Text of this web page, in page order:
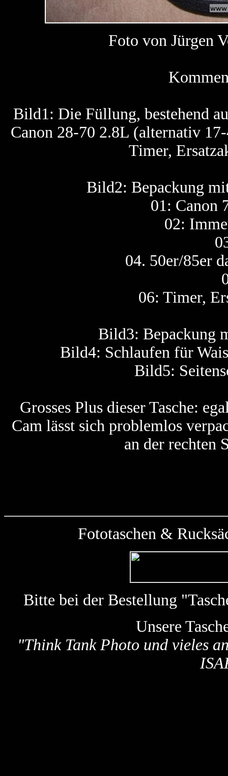
Foto von Jürgen
Bild1: Die Füllung, bestehend
Canon 28-70 2.8L (alternativ
Timer,
Bild2: Bepackung
01: Canon
02:
04. 50er/85er
06: Timer,
Bild3: Bepackung
Bild4: Schlaufen für
Bild5:
Grosses Plus dieser Tasche:
Cam lässt sich problemlos
an der rechten
Fototaschen &
Bitte bei der Bestellung
Unsere
"Think Tank Photo und vieles